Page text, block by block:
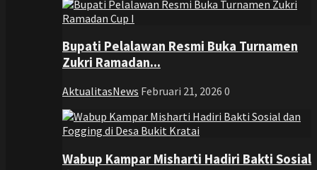
Bupati Pelalawan Resmi Buka Turnamen
Zukri Ramadan...
AktualitasNews Februari 21, 2026 0
Wabup Kampar Misharti Hadiri Bakti Sosial